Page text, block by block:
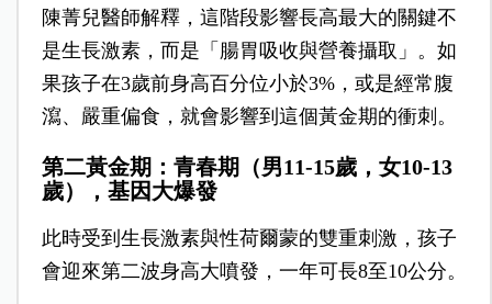
陳菁兒醫師解釋，這階段影響長高最大的關鍵不
是生長激素，而是「腸胃吸收與營養攝取」。如
果孩子在3歲前身高百分位小於3%，或是經常腹
瀉、嚴重偏食，就會影響到這個黃金期的衝刺。
第二黃金期：青春期（男11-15歲，女10-13
歲），基因大爆發
此時受到生長激素與性荷爾蒙的雙重刺激，孩子
會迎來第二波身高大噴發，一年可長8至10公分。